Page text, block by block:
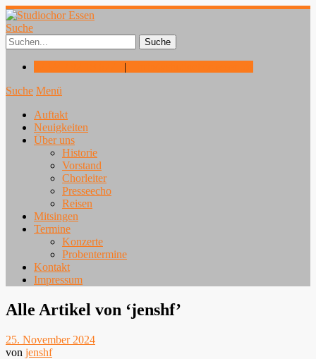
Suche
|
Suche Menü
Auftakt
Neuigkeiten
Über uns
Historie
Vorstand
Chorleiter
Presseecho
Reisen
Mitsingen
Termine
Konzerte
Probentermine
Kontakt
Impressum
Alle Artikel von ‘jenshf’
25. November 2024
von jenshf